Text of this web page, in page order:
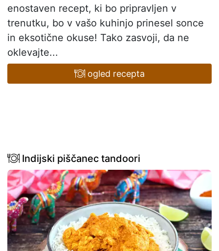
enostaven recept, ki bo pripravljen v
trenutku, bo v vašo kuhinjo prinesel sonce
in eksotične okuse! Tako zasvoji, da ne
oklevajte...
ogled recepta
Indijski piščanec tandoori